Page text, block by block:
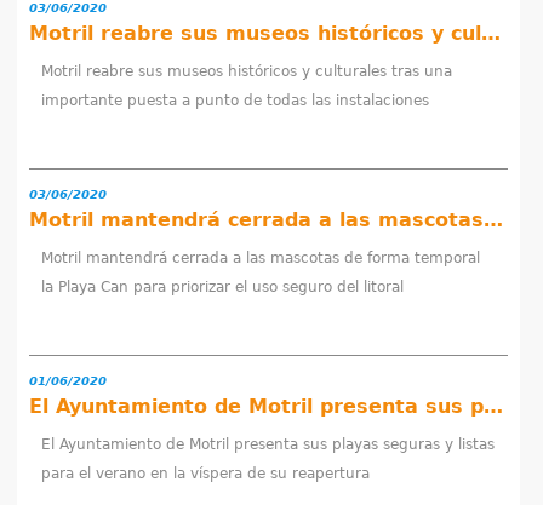
03/06/2020
Motril reabre sus museos históricos y culturales tras una importante puesta a punto de todas las instalaciones
Motril reabre sus museos históricos y culturales tras una
importante puesta a punto de todas las instalaciones
03/06/2020
Motril mantendrá cerrada a las mascotas de forma temporal la Playa Can para priorizar el uso seguro del litoral
Motril mantendrá cerrada a las mascotas de forma temporal
la Playa Can para priorizar el uso seguro del litoral
01/06/2020
El Ayuntamiento de Motril presenta sus playas seguras y listas para el verano en la víspera de su reapertura
El Ayuntamiento de Motril presenta sus playas seguras y listas
para el verano en la víspera de su reapertura